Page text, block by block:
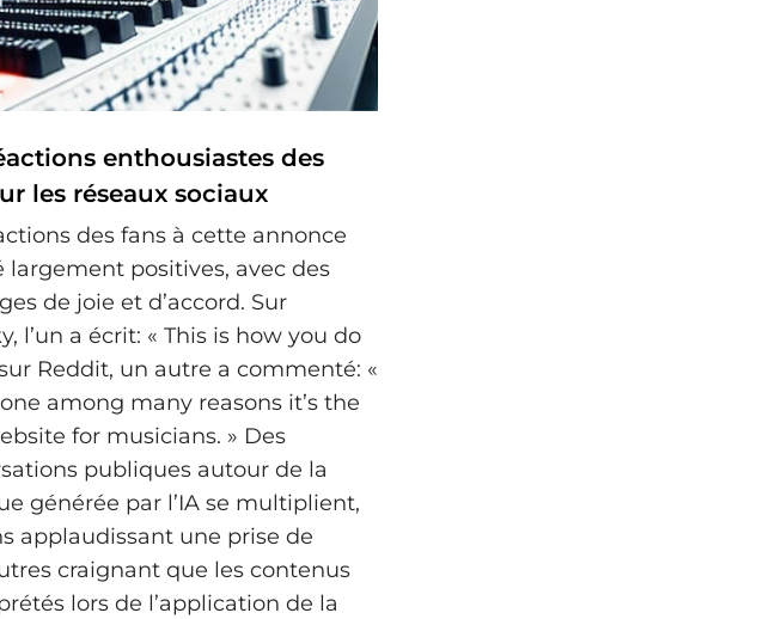
enthousiastes des
les réseaux sociaux
des fans à cette annonce
largement positives, avec des
de joie et d’accord. Sur
l’un a écrit: « This is how you do
Reddit, un autre a commenté: «
among many reasons it’s the
for musicians. » Des
publiques autour de la
générée par l’IA se multiplient,
applaudissant une prise de
craignant que les contenus
lors de l’application de la